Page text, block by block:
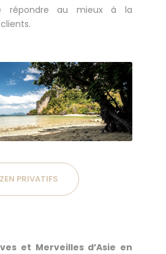
répondre au mieux à la
ZEN PRIVATIFS
et Merveilles d’Asie en